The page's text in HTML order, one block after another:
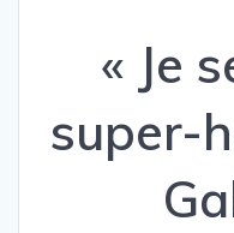
« Je
super-